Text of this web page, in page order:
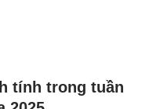
tính trong tuần